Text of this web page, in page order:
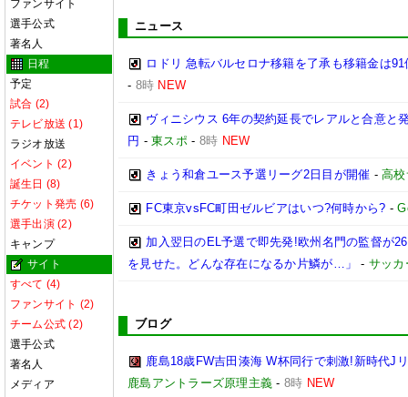
ファンサイト
選手公式
著名人
日程
予定
試合 (2)
テレビ放送 (1)
ラジオ放送
イベント (2)
誕生日 (8)
チケット発売 (6)
選手出演 (2)
キャンプ
サイト
すべて (4)
ファンサイト (2)
チーム公式 (2)
選手公式
著名人
メディア
ニュース
ロドリ 急転バルセロナ移籍を了承も移籍金は
- 8時 NEW
ヴィニシウス 6年の契約延長でレアルと合意
円 -東スポ- 8時 NEW
きょう和倉ユース予選リーグ2日目が開催 -高
FC東京vsFC町田ゼルビアはいつ?何時から? -
加入翌日のEL予選で即先発!欧州名門の監督が
を見せた。どんな存在になるか片鱗が…」
- サッカ
ブログ
鹿島18歳FW吉田湊海 W杯同行で刺激!新時代J
鹿島アントラーズ原理主義 -8時 NEW